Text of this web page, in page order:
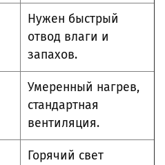
Нужен быстрый
отвод влаги и
запахов.
Умеренный нагрев,
стандартная
вентиляция.
Горячий свет